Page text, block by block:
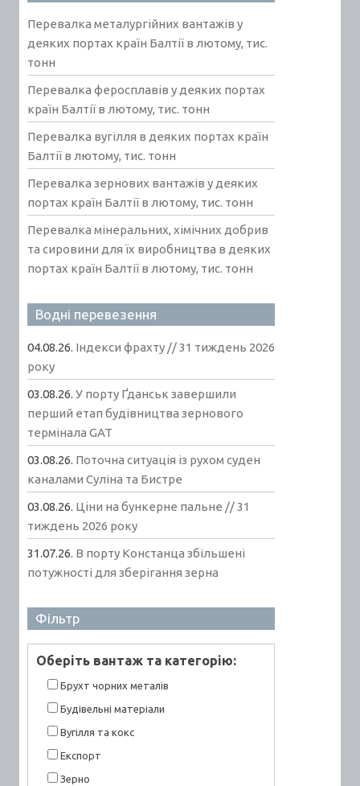
Перевалка металургійних вантажів у
деяких портах країн Балтії в лютому, тис.
тонн
Перевалка феросплавів у деяких портах
країн Балтії в лютому, тис. тонн
Перевалка вугілля в деяких портах країн
Балтії в лютому, тис. тонн
Перевалка зернових вантажів у деяких
портах країн Балтії в лютому, тис. тонн
Перевалка мінеральних, хімічних добрив
та сировини для їх виробництва в деяких
портах країн Балтії в лютому, тис. тонн
Водні перевезення
04.08.26. Індекси фрахту // 31 тиждень 2026
року
03.08.26. У порту Ґданськ завершили
перший етап будівництва зернового
термінала GAT
03.08.26. Поточна ситуація із рухом суден
каналами Суліна та Бистре
03.08.26. Ціни на бункерне пальне // 31
тиждень 2026 року
31.07.26. В порту Констанца збільшені
потужності для зберігання зерна
Фільтр
Оберiть вантаж та категорiю:
Брухт чорних металів
Будівельні матеріали
Вугілля та кокс
Експорт
Зерно